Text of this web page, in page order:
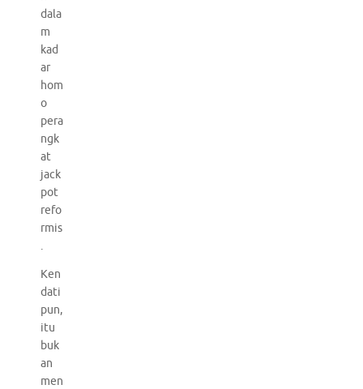
dala
m
kad
ar
hom
o
pera
ngk
at
jack
pot
refo
rmis
.
Ken
dati
pun,
itu
buk
an
men